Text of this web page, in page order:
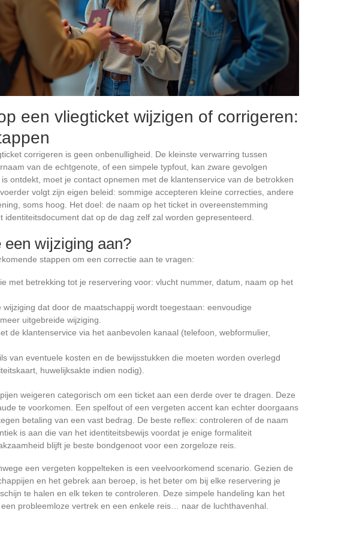
een vliegticket wijzigen of corrigeren:
corrigeren is geen onbenulligheid. De kleinste verwarring tussen
van de echtgenote, of een simpele typfout, kan zware gevolgen
ontdekt, moet je contact opnemen met de klantenservice van de betrokken
volgt zijn eigen beleid: sommige accepteren kleine correcties, andere
soms hoog. Het doel: de naam op het ticket in overeenstemming
identiteitsdocument dat op de dag zelf zal worden gepresenteerd.
een wijziging aan?
stappen om een correctie aan te vragen:
met betrekking tot je reservering voor: vlucht nummer, datum, naam op het
wijziging dat door de maatschappij wordt toegestaan: eenvoudige
uitgebreide wijziging.
de klantenservice via het aanbevolen kanaal (telefoon, webformulier,
van eventuele kosten en de bewijsstukken die moeten worden overlegd
huwelijksakte indien nodig).
weigeren categorisch om een ticket aan een derde over te dragen. Deze
te voorkomen. Een spelfout of een vergeten accent kan echter doorgaans
betaling van een vast bedrag. De beste reflex: controleren of de naam
is aan die van het identiteitsbewijs voordat je enige formaliteit
blijft je beste bondgenoot voor een zorgeloze reis.
een vergeten koppelteken is een veelvoorkomend scenario. Gezien de
en het gebrek aan beroep, is het beter om bij elke reservering je
te halen en elk teken te controleren. Deze simpele handeling kan het
probleemloze vertrek en een enkele reis… naar de luchthavenhal.